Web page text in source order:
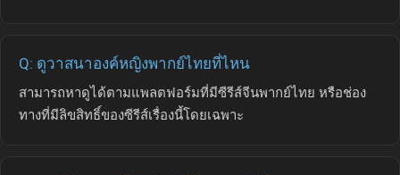
Q: ดูวาสนาองค์หญิงพากย์ไทยที่ไหน
สามารถหาดูได้ตามแพลตฟอร์มที่มีซีรีส์จีนพากย์ไทย หรือช่อง
ทางที่มีลิขสิทธิ์ของซีรีส์เรื่องนี้โดยเฉพาะ